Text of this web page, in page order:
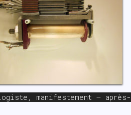
manifestement – après-